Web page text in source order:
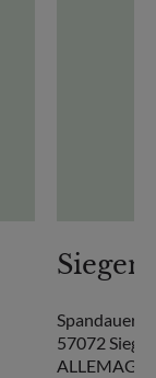
Siegen
Spandauer
57072